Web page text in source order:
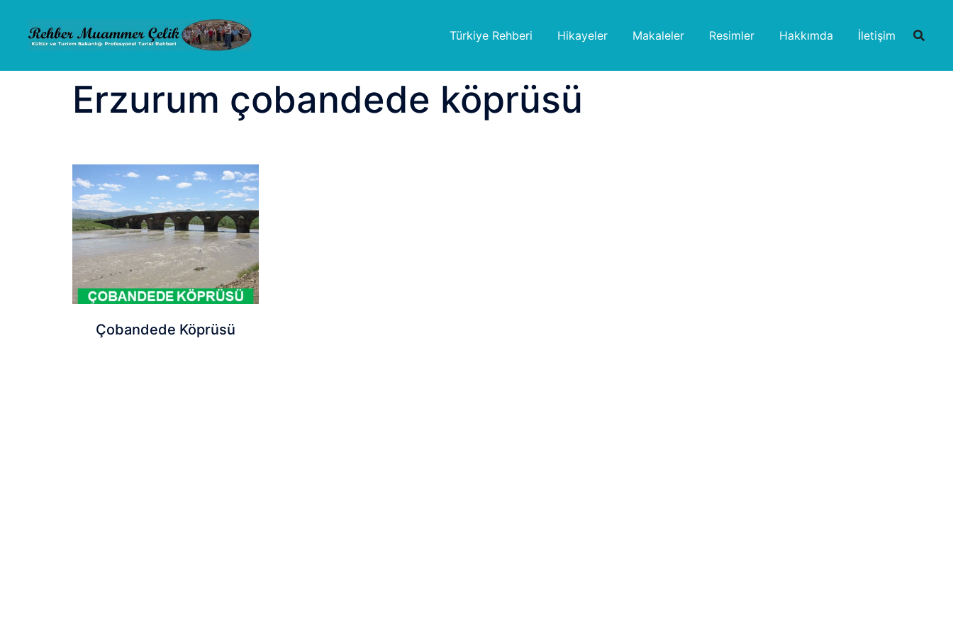
Türkiye Rehberi Hikayeler Makaleler Resimler Hakkımda İletişim
Erzurum çobandede köprüsü
Çobandede Köprüsü